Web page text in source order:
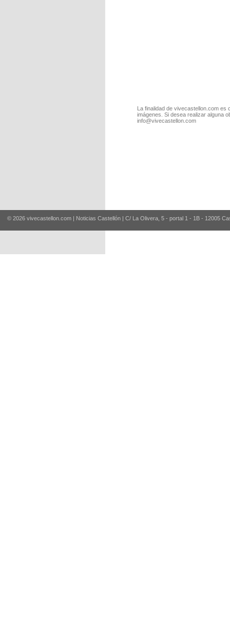
La finalidad de vivecastellon.com
imágenes. Si desea realizar alguna
info@vivecastellon.com
© 2026 vivecastellon.com | Noticias Castellón | C/ La Olivera, 5 - portal 1 - 1B - 12005